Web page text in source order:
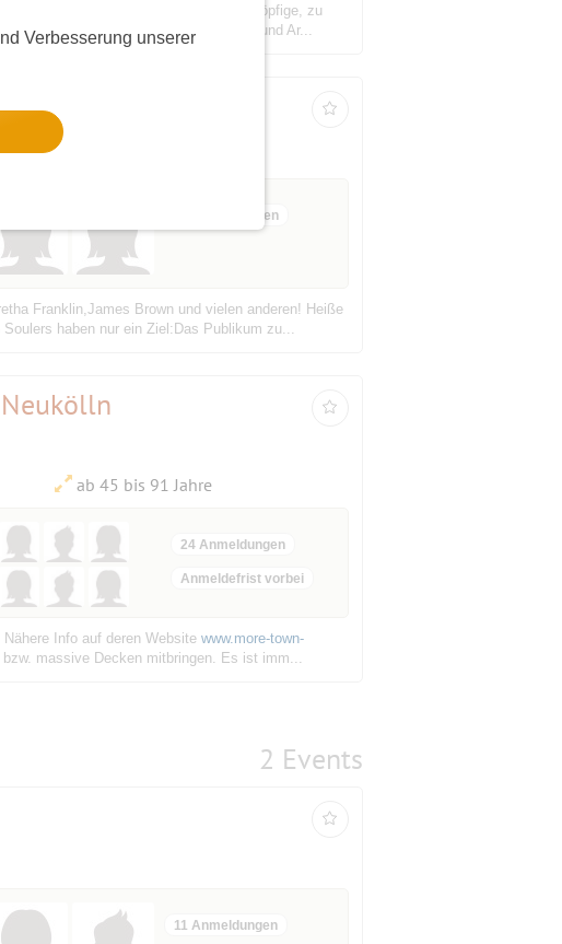
Verbesserung unserer
die Musik dieser Gruppe. Die zehnköpfige, zu
Redding, Wilson Pickett, Sam & Dave und Ar...
15 Anmeldungen
Franklin,James Brown und vielen anderen! Heiße
haben nur ein Ziel:Das Publikum zu...
ab 45 bis 91 Jahre
24 Anmeldungen
Anmeldefrist vorbei
Info auf deren Website www.more-town-
massive Decken mitbringen. Es ist imm...
2 Events
11 Anmeldungen